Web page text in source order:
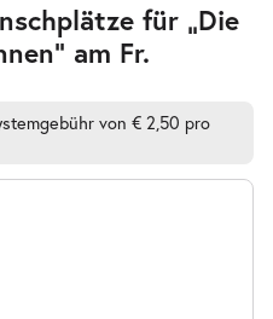
-
Di.
für „Die
am Fr.
von € 2,50 pro